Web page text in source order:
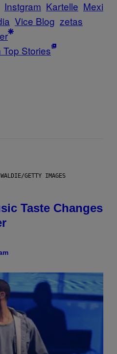
Instgram Kartelle Mexi
Vice Blog zetas
Stories
GETTY IMAGES
Taste Changes